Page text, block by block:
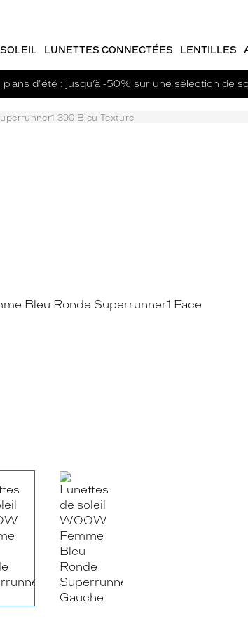
LUNETTES CONNECTÉES LENTILLES
plans d'été : jusqu’à -50% sur une sélection de
390 Bleu Texture